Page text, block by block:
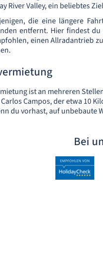
River Valley, ein beliebtes
die eine längere
entfernt. Hier findest du
einen Allradantrieb
ist an mehreren
Campos, der etwa 10
du vorhast, auf unbebaute
Bei